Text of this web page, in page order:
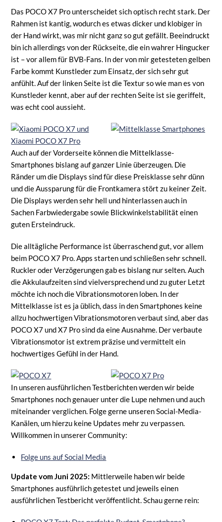
Das POCO X7 Pro unterscheidet sich optisch recht stark. Der
Rahmen ist kantig, wodurch es etwas dicker und klobiger in
der Hand wirkt, was mir nicht ganz so gut gefällt. Beeindruckt
bin ich allerdings von der Rückseite, die ein wahrer Hingucker
ist – vor allem für BVB-Fans. In der von mir getesteten gelben
Farbe kommt Kunstleder zum Einsatz, der sich sehr gut
anfühlt. Auf der linken Seite ist die Textur so wie man es von
Kunstleder kennt, aber auf der rechten Seite ist sie geriffelt,
was echt cool aussieht.
Auch auf der Vorderseite können die Mittelklasse-
Smartphones bislang auf ganzer Linie überzeugen. Die
Ränder um die Displays sind für diese Preisklasse sehr dünn
und die Aussparung für die Frontkamera stört zu keiner Zeit.
Die Displays werden sehr hell und hinterlassen auch in
Sachen Farbwiedergabe sowie Blickwinkelstabilität einen
guten Ersteindruck.
Die alltägliche Performance ist überraschend gut, vor allem
beim POCO X7 Pro. Apps starten und schließen sehr schnell.
Ruckler oder Verzögerungen gab es bislang nur selten. Auch
die Akkulaufzeiten sind vielversprechend und zu guter Letzt
möchte ich noch die Vibrationsmotoren loben. In der
Mittelklasse ist es ja üblich, dass in den Smartphones keine
allzu hochwertigen Vibrationsmotoren verbaut sind, aber das
POCO X7 und X7 Pro sind da eine Ausnahme. Der verbaute
Vibrationsmotor ist extrem präzise und vermittelt ein
hochwertiges Gefühl in der Hand.
In unseren ausführlichen Testberichten werden wir beide
Smartphones noch genauer unter die Lupe nehmen und auch
miteinander verglichen. Folge gerne unseren Social-Media-
Kanälen, um hierzu keine Updates mehr zu verpassen.
Willkommen in unserer Community:
Folge uns auf Social Media
Update vom Juni 2025: Mittlerweile haben wir beide
Smartphones ausführlich getestet und jeweils einen
ausführlichen Testbericht veröffentlicht. Schau gerne rein: